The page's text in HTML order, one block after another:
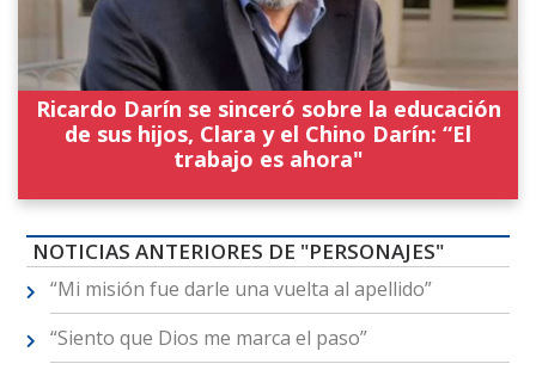
Ricardo Darín se sinceró sobre la educación
de sus hijos, Clara y el Chino Darín: “El
trabajo es ahora"
NOTICIAS ANTERIORES DE "PERSONAJES"
“Mi misión fue darle una vuelta al apellido”
“Siento que Dios me marca el paso”